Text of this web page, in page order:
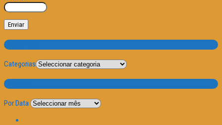
Categorias
Categorias
Por Data
Por Data